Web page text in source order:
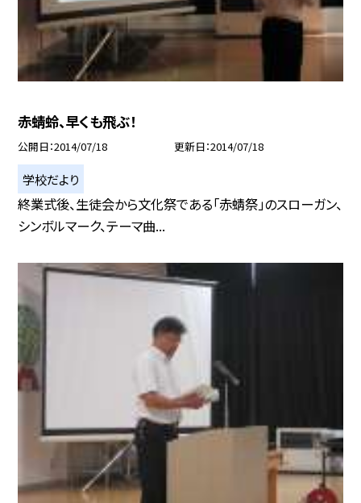
赤蜻蛉、早くも飛ぶ！
公開日 2014/07/18 更新日 2014/07/18
学校だより
終業式後、生徒会から文化祭である「赤蜻祭」のスローガン、
シンボルマーク、テーマ曲...